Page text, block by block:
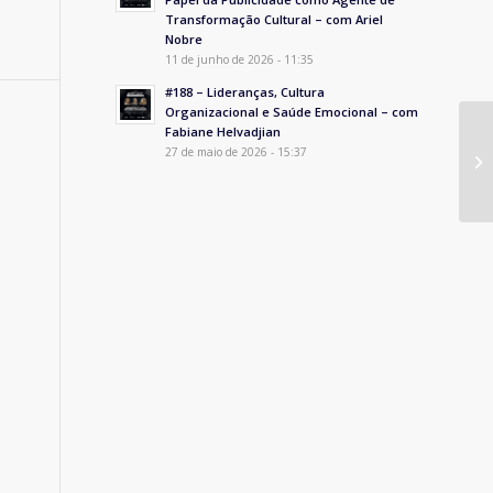
Transformação Cultural – com Ariel
Nobre
11 de junho de 2026 - 11:35
#188 – Lideranças, Cultura
Organizacional e Saúde Emocional – com
Fabiane Helvadjian
27 de maio de 2026 - 15:37